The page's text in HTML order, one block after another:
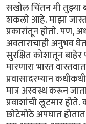
सखोल चिंतन मी तुझ्या
शकलो आहे. माझा जास्त
प्रकारांतून होतो. पण,
अवताराचाही अनुभव
सुरक्षित कोशातून
मारणारा भारत
प्रवासादरम्यान
मात्र अस्वस्थ करून
प्रवाशांची लूटमार
छोटेमोठे अपघात